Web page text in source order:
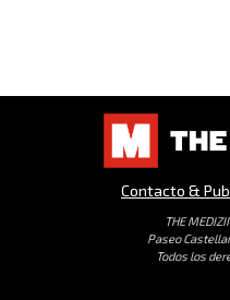
Contacto &
THE
Paseo
Todos los